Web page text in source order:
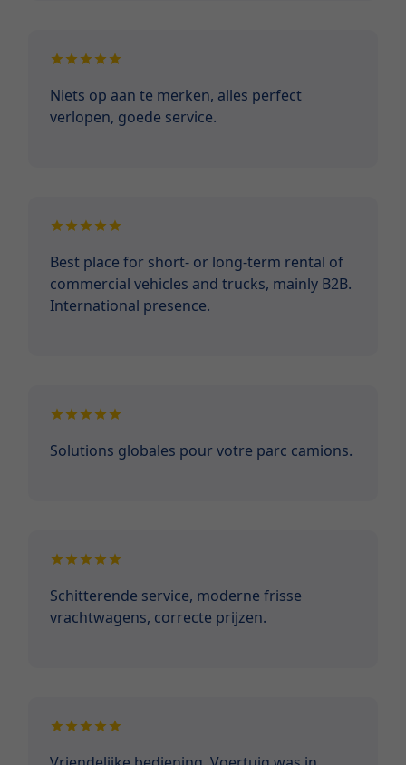
Niets op aan te merken, alles perfect
verlopen, goede service.
Best place for short- or long-term rental of
commercial vehicles and trucks, mainly B2B.
International presence.
Solutions globales pour votre parc camions.
Schitterende service, moderne frisse
vrachtwagens, correcte prijzen.